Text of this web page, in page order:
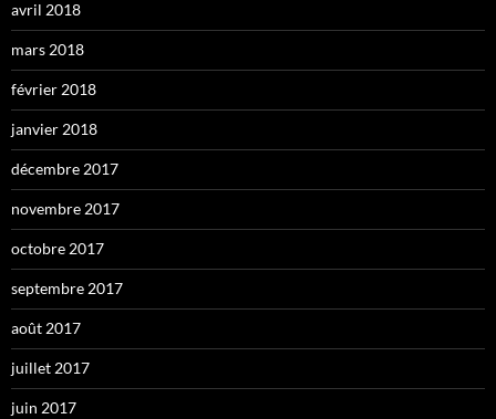
avril 2018
mars 2018
février 2018
janvier 2018
décembre 2017
novembre 2017
octobre 2017
septembre 2017
août 2017
juillet 2017
juin 2017